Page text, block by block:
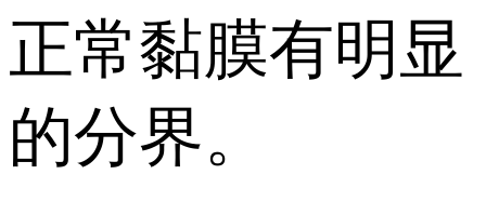
正常黏膜有明显
的分界。